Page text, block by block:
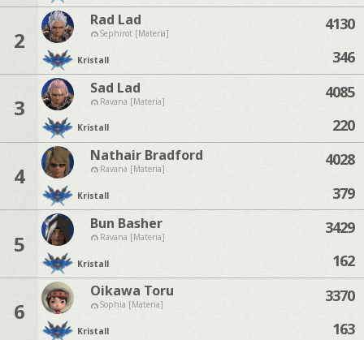
2
Rad Lad
Sephirot [Materia]
Kristall
4130
346
3
Sad Lad
Ravana [Materia]
Kristall
4085
220
4
Nathair Bradford
Ravana [Materia]
Kristall
4028
379
5
Bun Basher
Ravana [Materia]
Kristall
3429
162
6
Oikawa Toru
Sophia [Materia]
Kristall
3370
163